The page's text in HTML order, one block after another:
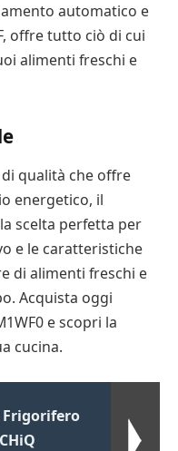
automatico e
offre tutto ciò di cui
alimenti freschi e
qualità che offre
energetico, il
scelta perfetta per
e le caratteristiche
di alimenti freschi e
Acquista oggi
e scopri la
cucina.
Frigorifero